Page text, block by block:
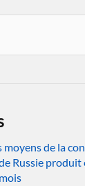
moyens de la
Russie